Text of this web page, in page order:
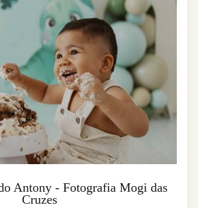
Antony - Fotografia Mogi das
Cruzes